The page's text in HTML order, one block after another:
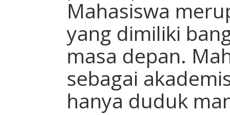
Mahasiswa
yang dimiliki
masa depan.
sebagai
hanya duduk